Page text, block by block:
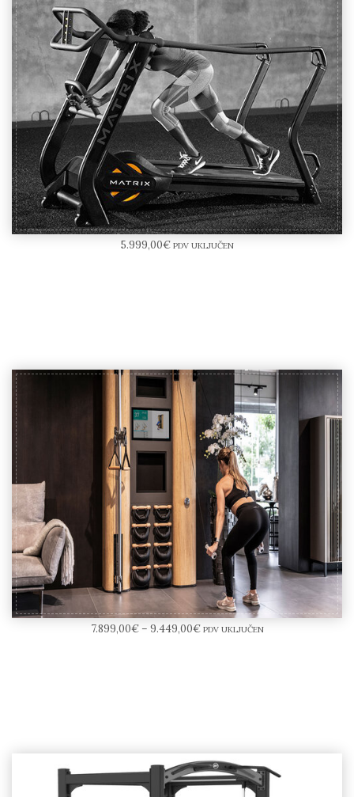
MATRIX S-DRIVE Performance Trainer
5.999,00€ PDV UKLJUČEN
NOHrD Wall
7.899,00€– 9.449,00€ PDV UKLJUČEN